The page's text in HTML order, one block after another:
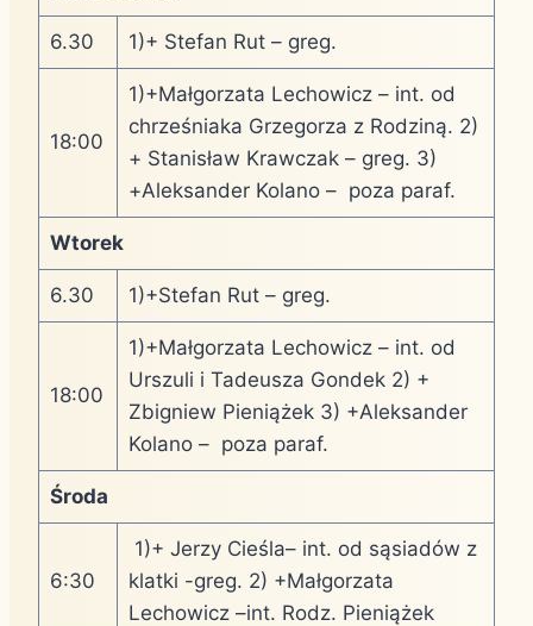
6.30 1)+ Stefan Rut – greg.
18:00
1)+Małgorzata Lechowicz – int. od
chrześniaka Grzegorza z Rodziną. 2)
+ Stanisław Krawczak – greg. 3)
+Aleksander Kolano – poza paraf.
Wtorek
6.30 1)+Stefan Rut – greg.
18:00
1)+Małgorzata Lechowicz – int. od
Urszuli i Tadeusza Gondek 2) +
Zbigniew Pieniążek 3) +Aleksander
Kolano – poza paraf.
Środa
6:30
1)+ Jerzy Cieśla– int. od sąsiadów z
klatki -greg. 2) +Małgorzata
Lechowicz –int. Rodz. Pieniążek